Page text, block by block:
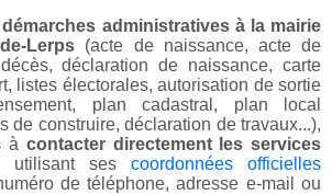
administratives à la mairie
Lerps (acte de naissance, acte de
déclaration de naissance, carte
listes électorales, autorisation de sortie
plan cadastral, plan local
de construire, déclaration de travaux...),
à contacter directement les services
utilisant ses coordonnées officielles
de téléphone, adresse e-mail ou